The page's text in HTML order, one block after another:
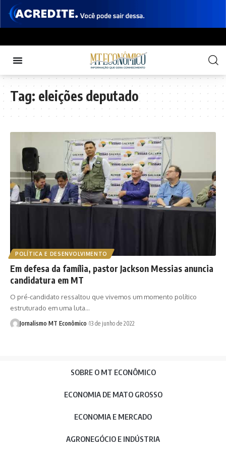
Tag: eleições deputado
POLÍTICA E DESENVOLVIMENTO
Em defesa da família, pastor Jackson Messias anuncia
candidatura em MT
O pré-candidato ressaltou que vivemos um momento político
estruturado em uma luta…
Jornalismo MT Econômico 13 de junho de 2022
SOBRE O MT ECONÔMICO
ECONOMIA DE MATO GROSSO
ECONOMIA E MERCADO
AGRONEGÓCIO E INDÚSTRIA